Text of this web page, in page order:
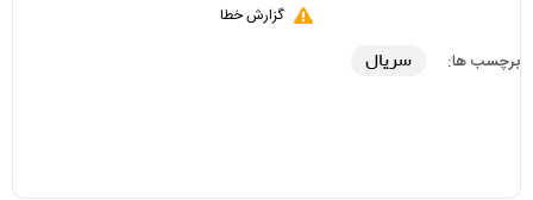
گزارش خطا
برچسب ها: سریال